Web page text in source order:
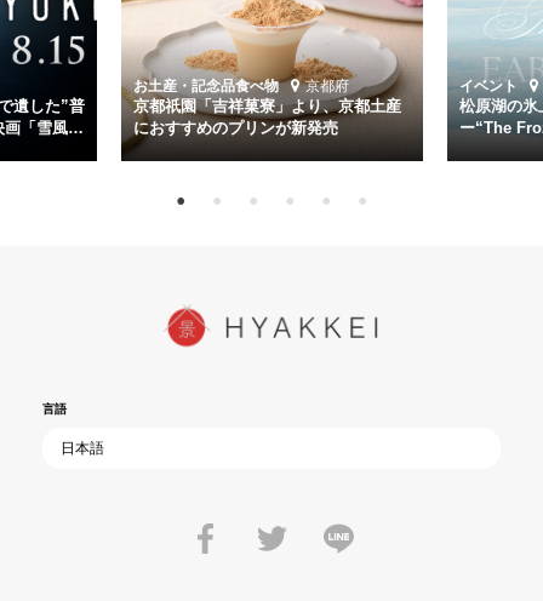
る。
時代が再び、分断と暴力に揺れる現代。本作は「同じ過ちを繰り返す
道を歩んではいないか」と、彼らが命をかけて守りたいと願っ
た”今”を生きる私達に問いかける。戦後80年、戦争の記憶が薄れゆく
今だからこそ、尊い平和の価値を未来に繋ぐ作品『雪風 YUKIKAZE』
を多くの方にご覧いただきたい。
遺した”普
画「雪風
お土産・記念品食べ物 京都府
京都祇園「吉祥菓寮」より、京都土産
におすすめのプリンが新発売
イベント
松原湖の氷
ー“The
言語